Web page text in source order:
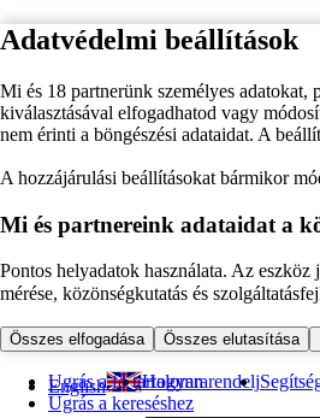
Adatvédelmi beállítások
Mi és 18 partnerünk személyes adatokat,
kiválasztásával elfogadhatod vagy
nem érinti a böngészési adataidat. A
A hozzájárulási beállításokat bármikor
Mi és partnereink adataidat a
Pontos helyadatok használata. Az
mérése, közönségkutatás és
Összes elfogadása Összes elutasítása
Ugrás a fő tartalomra
Ugrás a kereséshez
English Hogyan rendelj